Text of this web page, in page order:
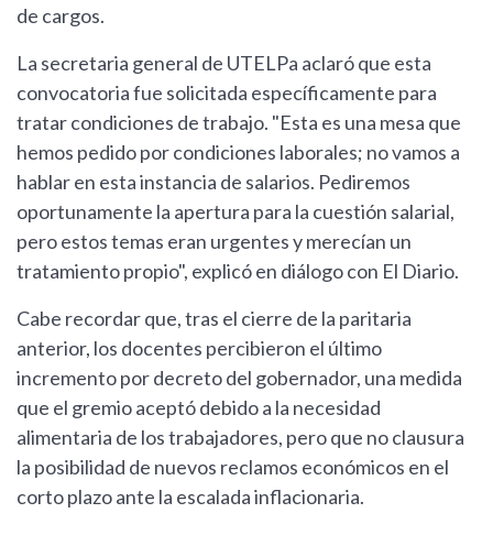
de cargos.
La secretaria general de UTELPa aclaró que esta
convocatoria fue solicitada específicamente para
tratar condiciones de trabajo. "Esta es una mesa que
hemos pedido por condiciones laborales; no vamos a
hablar en esta instancia de salarios. Pediremos
oportunamente la apertura para la cuestión salarial,
pero estos temas eran urgentes y merecían un
tratamiento propio", explicó en diálogo con El Diario.
Cabe recordar que, tras el cierre de la paritaria
anterior, los docentes percibieron el último
incremento por decreto del gobernador, una medida
que el gremio aceptó debido a la necesidad
alimentaria de los trabajadores, pero que no clausura
la posibilidad de nuevos reclamos económicos en el
corto plazo ante la escalada inflacionaria.